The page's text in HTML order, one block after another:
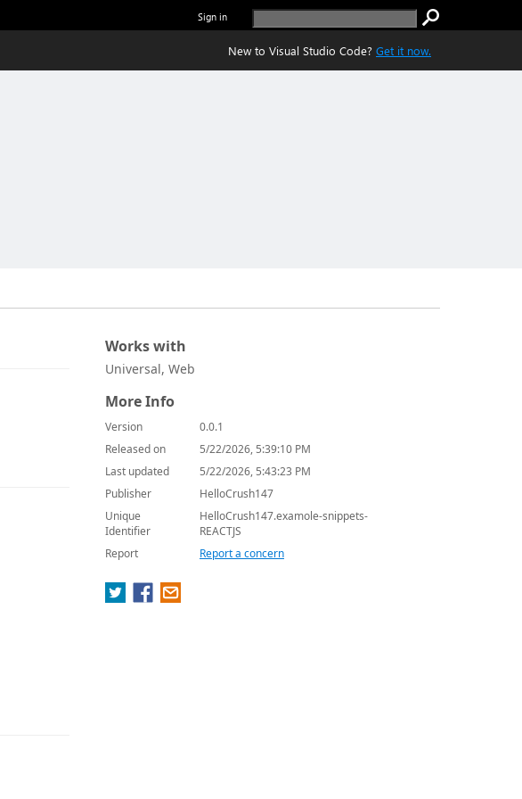
Sign in
New to Visual Studio Code? Get it now.
Works with
Universal, Web
More Info
Version
0.0.1
Released on
5/22/2026, 5:39:10 PM
Last updated
5/22/2026, 5:43:23 PM
Publisher
HelloCrush147
Unique
Identifier
HelloCrush147.examole-snippets-
REACTJS
Report
Report a concern